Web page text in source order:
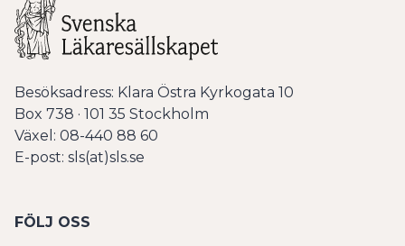
Besöksadress: Klara Östra Kyrkogata 10
Box 738 · 101 35 Stockholm
Växel: 08-440 88 60
E-post: sls(at)sls.se
FÖLJ OSS